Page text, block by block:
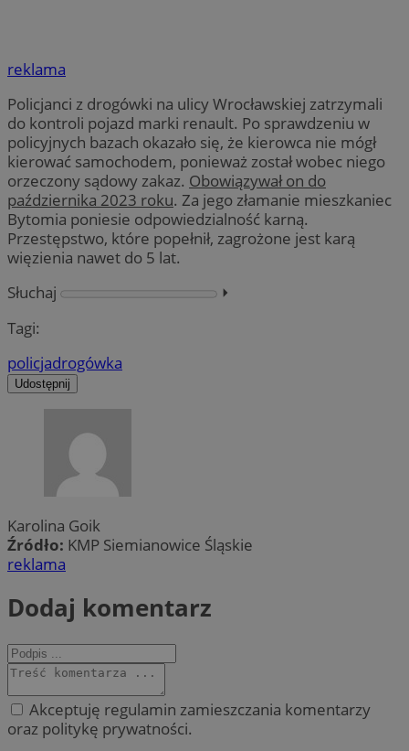
reklama
Policjanci z drogówki na ulicy Wrocławskiej zatrzymali
do kontroli pojazd marki renault. Po sprawdzeniu w
policyjnych bazach okazało się, że kierowca nie mógł
kierować samochodem, ponieważ został wobec niego
orzeczony sądowy zakaz. Obowiązywał on do
października 2023 roku. Za jego złamanie mieszkaniec
Bytomia poniesie odpowiedzialność karną.
Przestępstwo, które popełnił, zagrożone jest karą
więzienia nawet do 5 lat.
Słuchaj
⏵︎
Tagi:
policjadrogówka
Udostępnij
Karolina Goik
Źródło: KMP Siemianowice Śląskie
reklama
Dodaj komentarz
Akceptuję regulamin zamieszczania komentarzy
oraz politykę prywatności.